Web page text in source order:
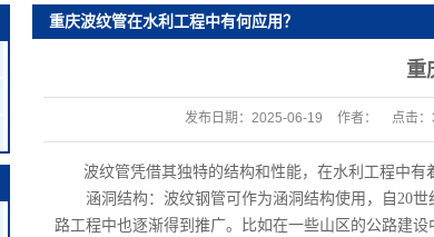
U双层轴向中空壁
纤维编绕拉挤管
塑料检查井
PVC电力管
重庆波纹管在水利工程中有何应用？
重
发布日期： 2025-06-19 作者： 点击：
波纹管凭借其独特的结构和性能，在水利工程中有
涵洞结构：波纹钢管可作为涵洞结构使用，自20世
路工程中也逐渐得到推广。比如在一些山区的公路建